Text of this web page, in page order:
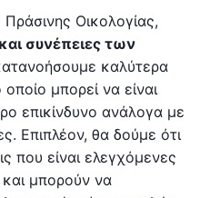
Οικολογίας,
και συνέπειες των
καλύτερα
μπορεί να είναι
επικίνδυνο ανάλογα με
Επιπλέον, θα δούμε ότι
που είναι ελεγχόμενες
μπορούν να